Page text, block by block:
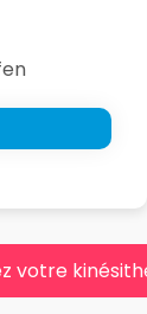
votre